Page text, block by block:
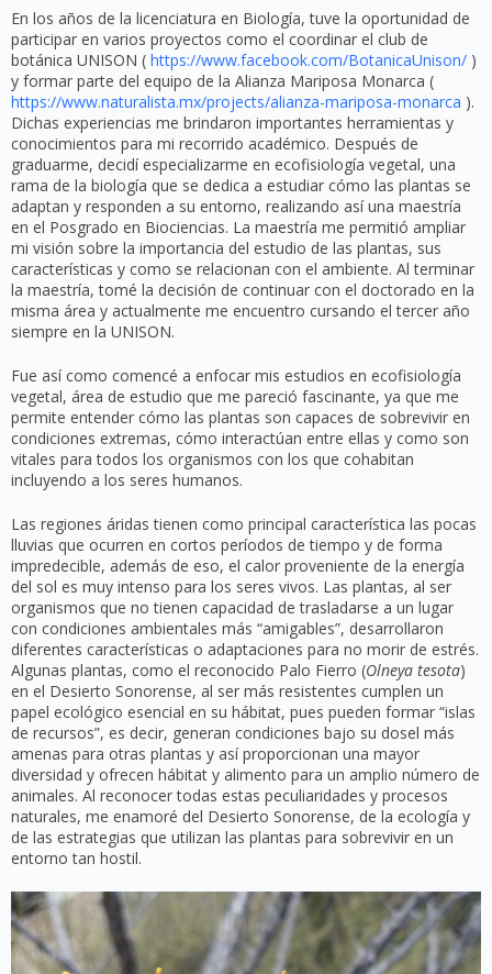
En los años de la licenciatura en Biología, tuve la oportunidad de
participar en varios proyectos como el coordinar el club de
botánica UNISON ( https://www.facebook.com/BotanicaUnison/ )
y formar parte del equipo de la Alianza Mariposa Monarca (
https://www.naturalista.mx/projects/alianza-mariposa-monarca ).
Dichas experiencias me brindaron importantes herramientas y
conocimientos para mi recorrido académico. Después de
graduarme, decidí especializarme en ecofisiología vegetal, una
rama de la biología que se dedica a estudiar cómo las plantas se
adaptan y responden a su entorno, realizando así una maestría
en el Posgrado en Biociencias. La maestría me permitió ampliar
mi visión sobre la importancia del estudio de las plantas, sus
características y como se relacionan con el ambiente. Al terminar
la maestría, tomé la decisión de continuar con el doctorado en la
misma área y actualmente me encuentro cursando el tercer año
siempre en la UNISON.
Fue así como comencé a enfocar mis estudios en ecofisiología
vegetal, área de estudio que me pareció fascinante, ya que me
permite entender cómo las plantas son capaces de sobrevivir en
condiciones extremas, cómo interactúan entre ellas y como son
vitales para todos los organismos con los que cohabitan
incluyendo a los seres humanos.
Las regiones áridas tienen como principal característica las pocas
lluvias que ocurren en cortos períodos de tiempo y de forma
impredecible, además de eso, el calor proveniente de la energía
del sol es muy intenso para los seres vivos. Las plantas, al ser
organismos que no tienen capacidad de trasladarse a un lugar
con condiciones ambientales más “amigables”, desarrollaron
diferentes características o adaptaciones para no morir de estrés.
Algunas plantas, como el reconocido Palo Fierro (Olneya tesota)
en el Desierto Sonorense, al ser más resistentes cumplen un
papel ecológico esencial en su hábitat, pues pueden formar “islas
de recursos”, es decir, generan condiciones bajo su dosel más
amenas para otras plantas y así proporcionan una mayor
diversidad y ofrecen hábitat y alimento para un amplio número de
animales. Al reconocer todas estas peculiaridades y procesos
naturales, me enamoré del Desierto Sonorense, de la ecología y
de las estrategias que utilizan las plantas para sobrevivir en un
entorno tan hostil.